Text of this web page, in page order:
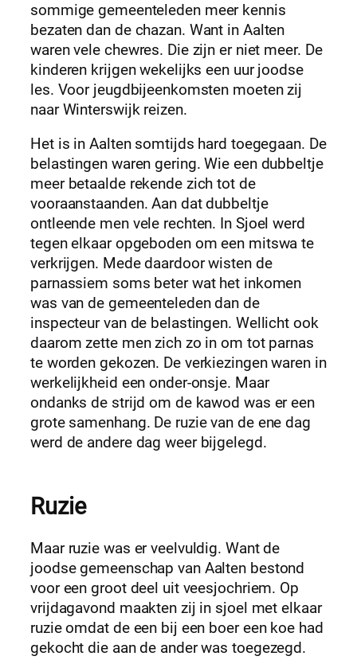
sommige gemeenteleden meer kennis
bezaten dan de chazan. Want in Aalten
waren vele chewres. Die zijn er niet meer. De
kinderen krijgen wekelijks een uur joodse
les. Voor jeugdbijeenkomsten moeten zij
naar Winterswijk reizen.
Het is in Aalten somtijds hard toegegaan. De
belastingen waren gering. Wie een dubbeltje
meer betaalde rekende zich tot de
vooraanstaanden. Aan dat dubbeltje
ontleende men vele rechten. In Sjoel werd
tegen elkaar opgeboden om een mitswa te
verkrijgen. Mede daardoor wisten de
parnassiem soms beter wat het inkomen
was van de gemeenteleden dan de
inspecteur van de belastingen. Wellicht ook
daarom zette men zich zo in om tot parnas
te worden gekozen. De verkiezingen waren in
werkelijkheid een onder-onsje. Maar
ondanks de strijd om de kawod was er een
grote samenhang. De ruzie van de ene dag
werd de andere dag weer bijgelegd.
Ruzie
Maar ruzie was er veelvuldig. Want de
joodse gemeenschap van Aalten bestond
voor een groot deel uit veesjochriem. Op
vrijdagavond maakten zij in sjoel met elkaar
ruzie omdat de een bij een boer een koe had
gekocht die aan de ander was toegezegd.